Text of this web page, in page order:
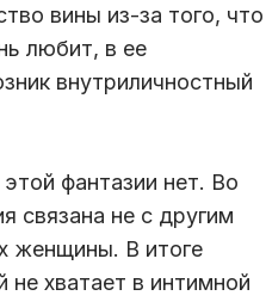
вины из-за того, что
любит, в ее
внутриличностный
фантазии нет. Во
связана не с другим
женщины. В итоге
не хватает в интимной